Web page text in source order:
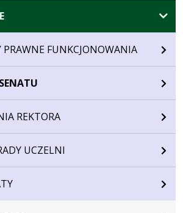
PRAWNE FUNKCJONOWANIA
REKTORA
UCZELNI